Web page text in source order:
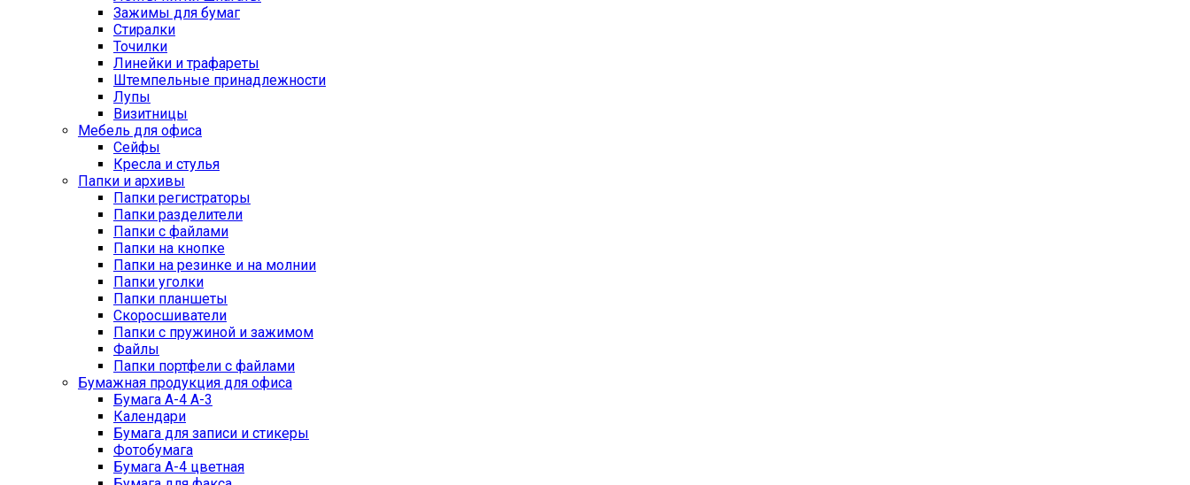
Зажимы для бумаг
Стиралки
Точилки
Линейки и трафареты
Штемпельные принадлежности
Лупы
Визитницы
Мебель для офиса
Сейфы
Кресла и стулья
Папки и архивы
Папки регистраторы
Папки разделители
Папки с файлами
Папки на кнопке
Папки на резинке и на молнии
Папки уголки
Папки планшеты
Скоросшиватели
Папки с пружиной и зажимом
Файлы
Папки портфели с файлами
Бумажная продукция для офиса
Бумага А-4 А-3
Календари
Бумага для записи и стикеры
Фотобумага
Бумага А-4 цветная